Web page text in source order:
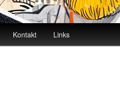
Kontakt Links